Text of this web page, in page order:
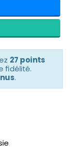
27 points
fidélité.
.